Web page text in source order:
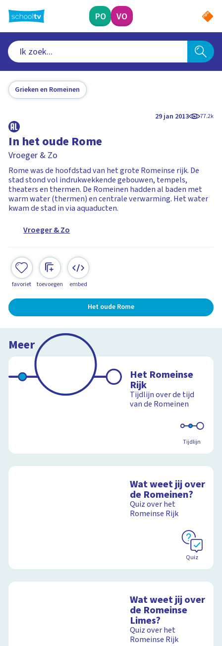
naar
hoofdinhoud
PO VO
Grieken en Romeinen
29 jan 2013 77.2k
In het oude Rome
Vroeger & Zo
Rome was de hoofdstad van het grote Romeinse rijk. De
stad stond vol indrukwekkende gebouwen, tempels,
theaters en thermen. De Romeinen hadden al baden met
warm water (thermen) en centrale verwarming. Het water
kwam de stad in via aquaducten.
Vroeger & Zo
favoriet toevoegen embed
Het oude Rome
Meer
Het Romeinse
Rijk
Tijdlijn over de tijd
van de Romeinen
Tijdlijn
Wat weet jij over
de Romeinen?
Quiz over het
Romeinse Rijk
Quiz
Wat weet jij over
de Romeinse
Limes?
Quiz over het
Romeinse Rijk